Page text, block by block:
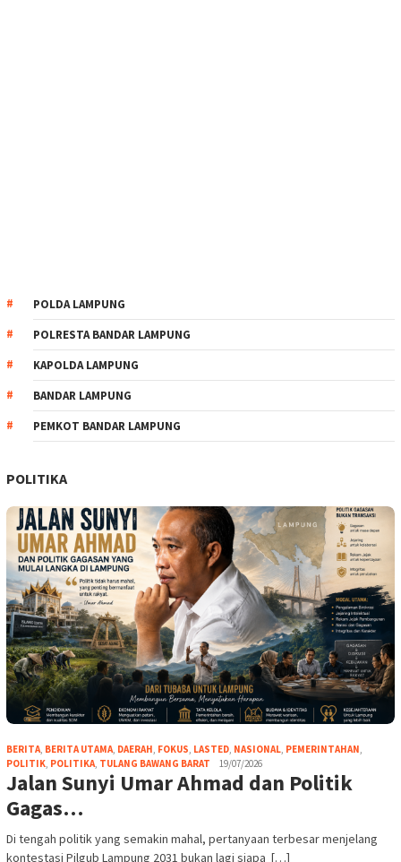
POLDA LAMPUNG
POLRESTA BANDAR LAMPUNG
KAPOLDA LAMPUNG
BANDAR LAMPUNG
PEMKOT BANDAR LAMPUNG
POLITIKA
BERITA, BERITA UTAMA, DAERAH, FOKUS, LASTED, NASIONAL, PEMERINTAHAN,
POLITIK, POLITIKA, TULANG BAWANG BARAT 19/07/2026
Jalan Sunyi Umar Ahmad dan Politik
Gagas…
Di tengah politik yang semakin mahal, pertanyaan terbesar menjelang
kontestasi Pilgub Lampung 2031 bukan lagi siapa […]